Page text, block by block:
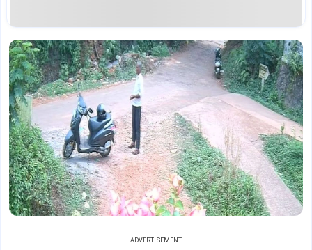
ADVERTISEMENT